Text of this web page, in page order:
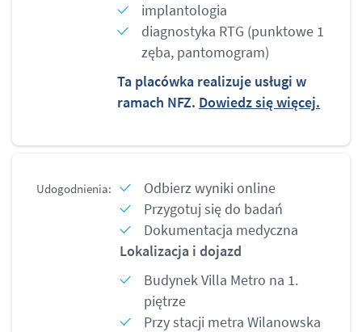
implantologia
diagnostyka RTG (punktowe 1
zęba, pantomogram)
Ta placówka realizuje usługi w
ramach NFZ. Dowiedz się więcej.
Udogodnienia:
Odbierz wyniki online
Przygotuj się do badań
Dokumentacja medyczna
Lokalizacja i dojazd
Budynek Villa Metro na 1.
piętrze
Przy stacji metra Wilanowska